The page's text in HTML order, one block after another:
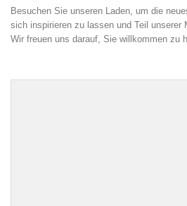
Besuchen Sie unseren Laden, um die
sich inspirieren zu lassen und Teil unserer
Wir freuen uns darauf, Sie willkommen zu